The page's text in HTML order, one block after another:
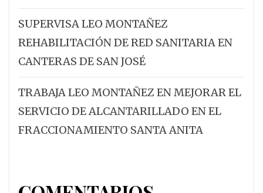
SUPERVISA LEO MONTAÑEZ
REHABILITACIÓN DE RED SANITARIA EN
CANTERAS DE SAN JOSÉ
TRABAJA LEO MONTAÑEZ EN MEJORAR EL
SERVICIO DE ALCANTARILLADO EN EL
FRACCIONAMIENTO SANTA ANITA